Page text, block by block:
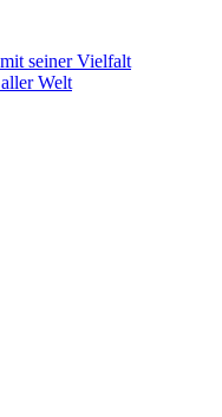
seiner Vielfalt
Welt